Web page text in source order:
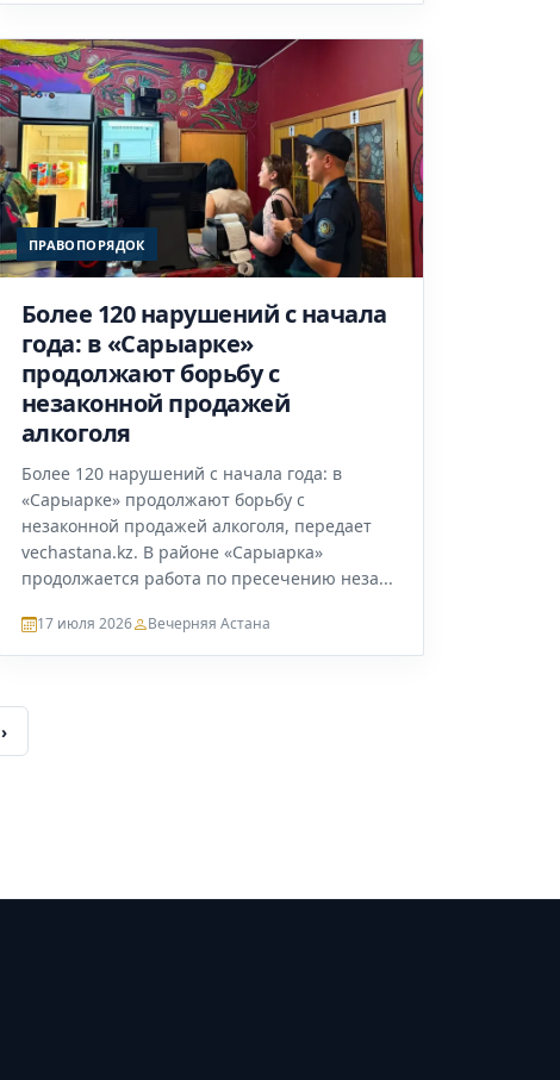
ПРАВОПОРЯДОК
Более 120 нарушений с начала
года: в «Сарыарке»
продолжают борьбу с
незаконной продажей
алкоголя
Более 120 нарушений с начала года: в
«Сарыарке» продолжают борьбу с
незаконной продажей алкоголя, передает
vechastana.kz. В районе «Сарыарка»
продолжается работа по пресечению неза...
17 июля 2026 Вечерняя Астана
›